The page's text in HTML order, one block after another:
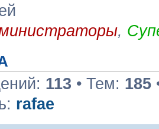
,
113 • Тем: 185
rafae